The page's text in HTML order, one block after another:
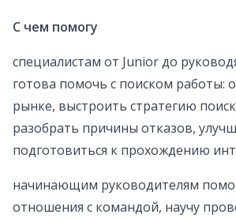
С чем помогу
специалистам от Junior до
готова помочь с поиском работы:
рынке, выстроить стратегию
разобрать причины отказов,
подготовиться к прохождению
начинающим руководителям
отношения с командой, научу